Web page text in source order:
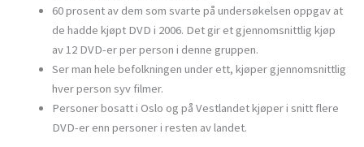
60 prosent av dem som svarte på undersøkelsen oppgav at
de hadde kjøpt DVD i 2006. Det gir et gjennomsnittlig kjøp
av 12 DVD-er per person i denne gruppen.
Ser man hele befolkningen under ett, kjøper gjennomsnittlig
hver person syv filmer.
Personer bosatt i Oslo og på Vestlandet kjøper i snitt flere
DVD-er enn personer i resten av landet.